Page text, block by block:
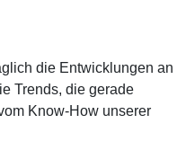
die Entwicklungen an
Trends, die gerade
Know-How unserer